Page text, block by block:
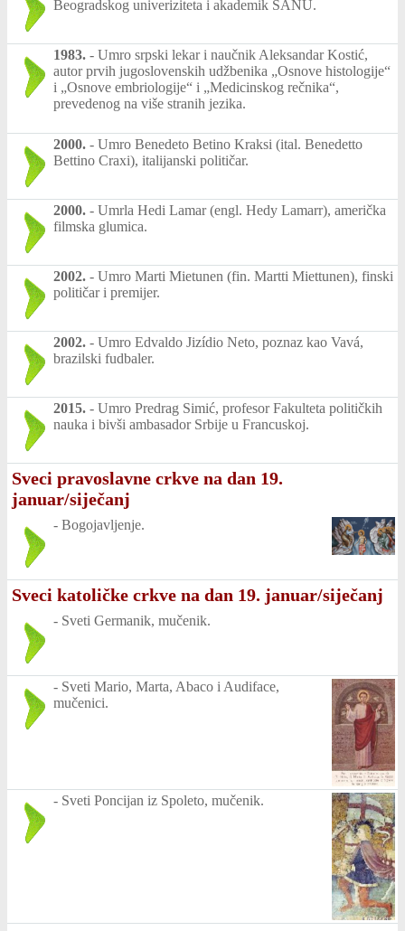
Beogradskog univeriziteta i akademik SANU.
1983. - Umro srpski lekar i naučnik Aleksandar Kostić,
autor prvih jugoslovenskih udžbenika „Osnove histologije“
i „Osnove embriologije“ i „Medicinskog rečnika“,
prevedenog na više stranih jezika.
2000. - Umro Benedeto Betino Kraksi (ital. Benedetto
Bettino Craxi), italijanski političar.
2000. - Umrla Hedi Lamar (engl. Hedy Lamarr), američka
filmska glumica.
2002. - Umro Marti Mietunen (fin. Martti Miettunen), finski
političar i premijer.
2002. - Umro Edvaldo Jizídio Neto, poznaz kao Vavá,
brazilski fudbaler.
2015. - Umro Predrag Simić, profesor Fakulteta političkih
nauka i bivši ambasador Srbije u Francuskoj.
Sveci pravoslavne crkve na dan 19.
januar/siječanj
- Bogojavljenje.
Sveci katoličke crkve na dan 19. januar/siječanj
- Sveti Germanik, mučenik.
- Sveti Mario, Marta, Abaco i Audiface,
mučenici.
- Sveti Poncijan iz Spoleto, mučenik.